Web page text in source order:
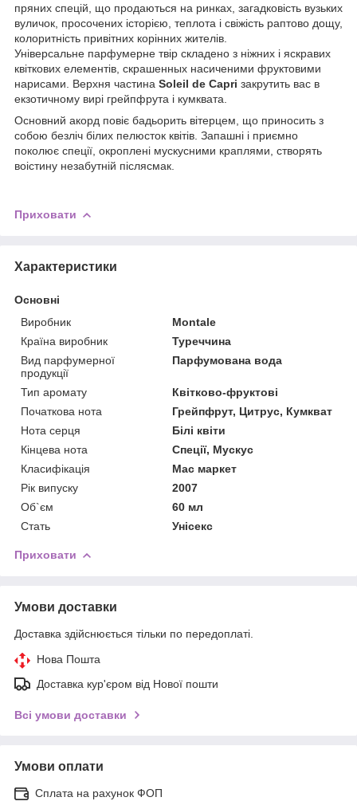
пряних спецій, що продаються на ринках, загадковість вузьких
вуличок, просочених історією, теплота і свіжість раптово дощу,
колоритність привітних корінних жителів.
Універсальне парфумерне твір складено з ніжних і яскравих
квіткових елементів, скрашенных насиченими фруктовими
нарисами. Верхня частина Soleil de Capri закрутить вас в
екзотичному вирі грейпфрута і кумквата.
Основний акорд повіє бадьорить вітерцем, що приносить з
собою безліч білих пелюсток квітів. Запашні і приємно
поколює спеції, окроплені мускусними краплями, створять
воістину незабутній післясмак.
Приховати
Характеристики
Основні
Виробник
Montale
Країна виробник
Туреччина
Вид парфумерної
продукції
Парфумована вода
Тип аромату
Квітково-фруктові
Початкова нота
Грейпфрут, Цитрус, Кумкват
Нота серця
Білі квіти
Кінцева нота
Спеції, Мускус
Класифікація
Мас маркет
Рік випуску
2007
Об`єм
60 мл
Стать
Унісекс
Приховати
Умови доставки
Доставка здійснюється тільки по передоплаті.
Нова Пошта
Доставка кур'єром від Нової пошти
Всі умови доставки
Умови оплати
Сплата на рахунок ФОП